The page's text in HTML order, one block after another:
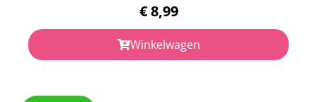
€8,99
Winkelwagen